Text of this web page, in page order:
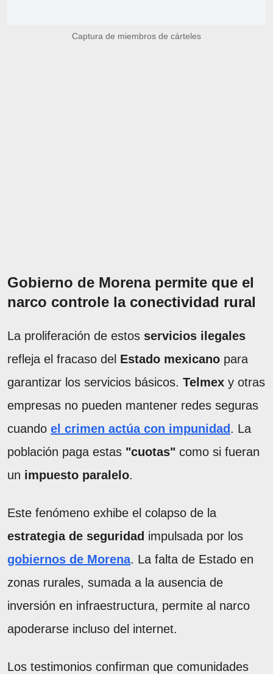
Captura de miembros de cárteles
Gobierno de Morena permite que el
narco controle la conectividad rural
La proliferación de estos servicios ilegales
refleja el fracaso del Estado mexicano para
garantizar los servicios básicos. Telmex y otras
empresas no pueden mantener redes seguras
cuando el crimen actúa con impunidad . La
población paga estas "cuotas" como si fueran
un impuesto paralelo.
Este fenómeno exhibe el colapso de la
estrategia de seguridad impulsada por los
gobiernos de Morena. La falta de Estado en
zonas rurales, sumada a la ausencia de
inversión en infraestructura, permite al narco
apoderarse incluso del internet.
Los testimonios confirman que comunidades